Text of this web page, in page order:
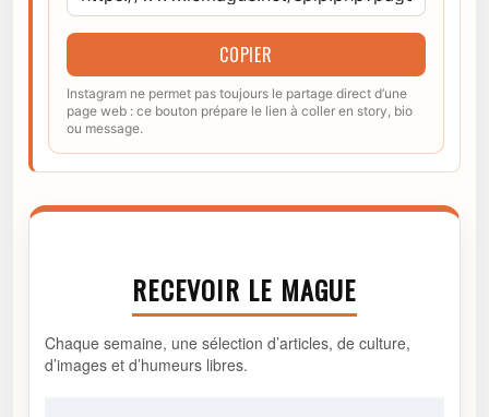
COPIER
Instagram ne permet pas toujours le partage direct d’une
page web : ce bouton prépare le lien à coller en story, bio
ou message.
RECEVOIR LE MAGUE
Chaque semaine, une sélection d’articles, de culture,
d’images et d’humeurs libres.